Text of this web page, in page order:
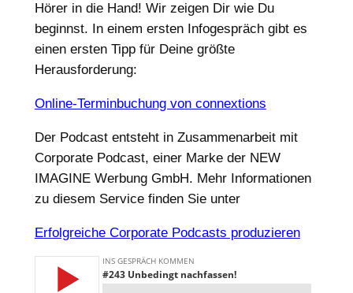
Hörer in die Hand! Wir zeigen Dir wie Du
beginnst. In einem ersten Infogespräch gibt es
einen ersten Tipp für Deine größte
Herausforderung:
Online-Terminbuchung von connextions
Der Podcast entsteht in Zusammenarbeit mit
Corporate Podcast, einer Marke der NEW
IMAGINE Werbung GmbH. Mehr Informationen
zu diesem Service finden Sie unter
Erfolgreiche Corporate Podcasts produzieren